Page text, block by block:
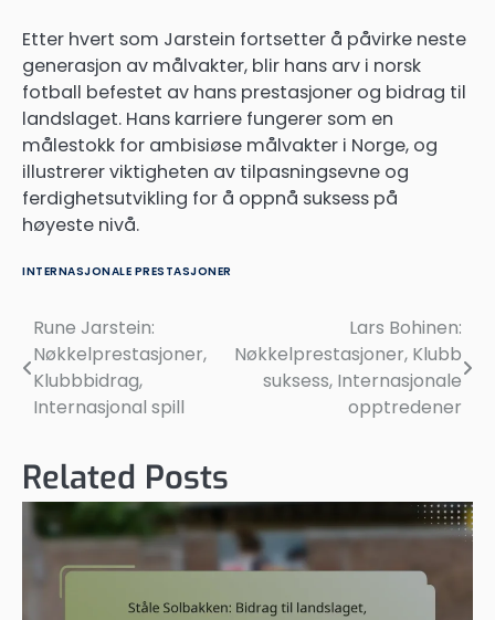
Etter hvert som Jarstein fortsetter å påvirke neste
generasjon av målvakter, blir hans arv i norsk
fotball befestet av hans prestasjoner og bidrag til
landslaget. Hans karriere fungerer som en
målestokk for ambisiøse målvakter i Norge, og
illustrerer viktigheten av tilpasningsevne og
ferdighetsutvikling for å oppnå suksess på
høyeste nivå.
INTERNASJONALE PRESTASJONER
Post
navigation
Rune Jarstein:
Nøkkelprestasjoner,
Klubbbidrag,
Internasjonal spill
Lars Bohinen:
Nøkkelprestasjoner, Klubb
suksess, Internasjonale
opptredener
Related Posts